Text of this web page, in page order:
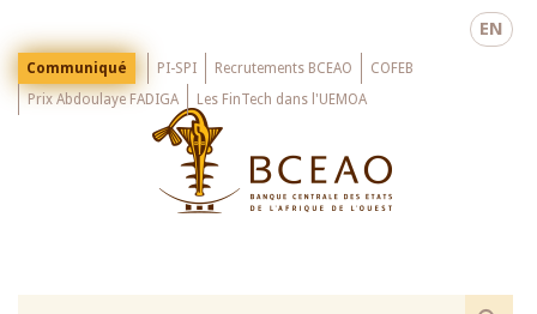
main
content
EN
Menu
Top
Communiqué PI-SPI Recrutements BCEAO
COFEB
Prix Abdoulaye FADIGA
Les FinTech dans l'UEMOA